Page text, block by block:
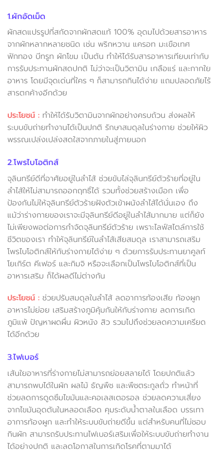
1.ผักอัดเม็ด
ผักสดแปรรูปที่สกัดจากผักสดแท้ 100% อุดมไปด้วยสารอาหาร
จากผักหลากหลายชนิด เช่น พริกหวาน แครอท มะเขือเทศ
ฟักทอง บีทรูท ผักโขม เป็นต้น ทำให้ได้รับสารอาหารเทียบเท่ากับ
การรับประทานผักสดปกติ ไม่ว่าจะเป็นวิตามิน เกลือแร่ และกากใย
อาหาร โดยมีจุดเด่นที่ใคร ๆ ก็สามารถกินได้ง่าย แถมปลอดภัยไร้
สารตกค้างอีกด้วย
ประโยชน์ : ทำให้ได้รับวิตามินจากผักอย่างครบถ้วน ส่งผลให้
ระบบขับถ่ายทำงานได้เป็นปกติ รักษาสมดุลในร่างกาย ช่วยให้ผิว
พรรณเปล่งเปล่งสดใสจากภายในสู่ภายนอก
2.โพรไบโอติกส์
จุลินทรีย์ดีที่อาศัยอยู่ในลำไส้ ช่วยขับไล่จุลินทรีย์ตัวร้ายที่อยู่ใน
ลำไส้ให้ไม่สามารถออกฤทธิ์ได้ รวมทั้งช่วยสร้างเมือก เพื่อ
ป้องกันไม่ให้จุลินทรีย์ตัวร้ายฝังตัวเข้าผนังลำไส้ได้นั่นเอง ถึง
แม้ว่าร่างกายของเราจะมีจุลินทรีย์ดีอยู่ในลำไส้มากมาย แต่ก็ยัง
ไม่เพียงพอต่อการกำจัดจุลินทรีย์ตัวร้าย เพราะไลฟ์สไตล์การใช้
ชีวิตของเรา ทำให้จุลินทรีย์ในลำไส้เสียสมดุล เราสามารถเสริม
โพรไบโอติกส์ให้กับร่างกายได้ง่าย ๆ ด้วยการรับประทานยาคูลท์
โยเกิร์ต คีเฟอร์ และกิมจิ หรือจะเลือกเป็นโพรไบโอติกส์ที่เป็น
อาหารเสริม ก็ได้ผลดีไม่ต่างกัน
ประโยชน์ : ช่วยปรับสมดุลในลำไส้ ลดอาการท้องเสีย ท้องผูก
อาหารไม่ย่อย เสริมสร้างภูมิคุ้มกันให้กับร่างกาย ลดการเกิด
ภูมิแพ้ ปัญหาผดผื่น ผิวหนัง สิว รวมไปถึงช่วยลดความเครียด
ได้อีกด้วย
3.ไฟเบอร์
เส้นใยอาหารที่ร่างกายไม่สามารถย่อยสลายได้ โดยปกติแล้ว
สามารถพบได้ในผัก ผลไม้ ธัญพืช และพืชตระกูลถั่ว ทำหน้าที่
ช่วยลดการดูดซึมไขมันและคอเลสเตอรอล ช่วยลดความเสี่ยง
จากไขมันอุดตันในหลอดเลือด คุมระดับน้ำตาลในเลือด บรรเทา
อาการท้องผูก และทำให้ระบบขับถ่ายดีขึ้น แต่สำหรับคนที่ไม่ชอบ
กินผัก สามารถรับประทานไฟเบอร์เสริมเพื่อให้ระบบขับถ่ายทำงาน
ได้อย่างปกติ และลดโอกาสในการเกิดโรคที่ตามมาได้